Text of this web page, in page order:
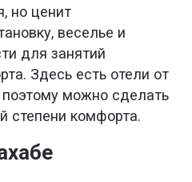
но ценит
веселье и
для занятий
Здесь есть отели от
можно сделать
степени комфорта.